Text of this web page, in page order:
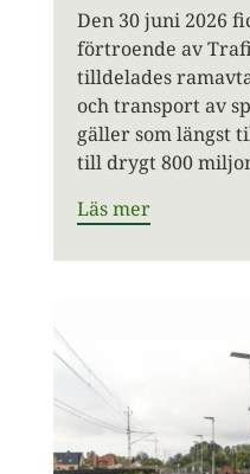
Den 30 juni 2026
förtroende av
tilldelades
och transport av
gäller som längst
till drygt 800
Läs mer